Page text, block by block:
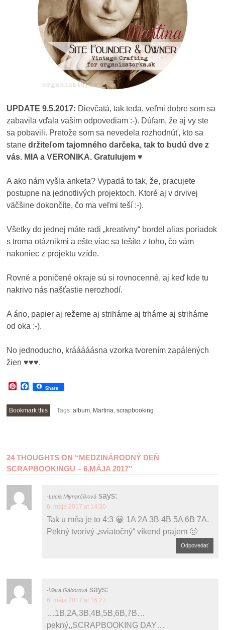
UPDATE 9.5.2017: Dievčatá, tak teda, veľmi dobre som sa
zabavila vďala vašim odpovediam :-). Dúfam, že aj vy ste
sa pobavili. Pretože som sa nevedela rozhodnúť, kto sa
stanedržiteľom tajomného darčeka, tak to budú dve z
vás. MIA a VERONIKA. Gratulujem ♥
A ako nám vyšla anketa? Vypadá to tak, že, pracujete
postupne na jednotlivých projektoch. Ktoré aj v drvivej
väčšine dokončíte, čo ma veľmi teší :-).
Všetky do jednej máte radi „kreatívny“ bordel alias poriadok
s troma otáznikmi a ešte viac sa tešíte z toho, čo vám
nakoniec z projektu vzíde.
Rovné a poničené okraje sú si rovnocenné, aj keď kde tu
nakrivo nás našťastie nerozhodí.
A áno, papier aj režeme aj striháme aj trháme aj striháme
od oka :-).
No jednoducho, krááááásna vzorka tvorením zapálených
žien ♥♥♥.
Pinterest
Facebook
Share
Bookmark this Tags:album Martina ,scrapbooking
NAVIGATION
24 THOUGHTS ON “MEDZINÁRODNÝ DEŇ
SCRAPBOOKINGU – 6.MÁJA 2017”
Lucia Mlynarčíková says:
6. mája 2017 at 14:30
Tak u mňa je to 4:3 😀 1A 2A 3B 4B 5A 6B 7A.
Pekný tvorivý „sviatočný“ víkend prajem 🙂
Odpovedať
Viera Gáborová says:
6. mája 2017 at 16:27
…1B,2A,3B,4B,5B,6B,7B…
pekný,,SCRAPBOOKING DAY…